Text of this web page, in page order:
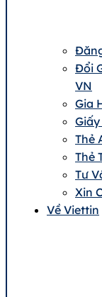
Đổi
VN
Gia
Thẻ
Thẻ
Tư
Xin
Về Viettin